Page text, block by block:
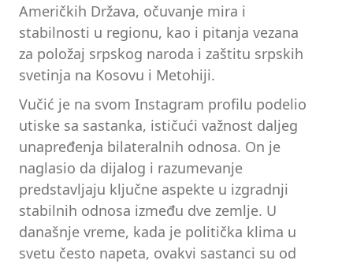
Američkih Država, očuvanje mira i
stabilnosti u regionu, kao i pitanja vezana
za položaj srpskog naroda i zaštitu srpskih
svetinja na Kosovu i Metohiji.
Vučić je na svom Instagram profilu podelio
utiske sa sastanka, ističući važnost daljeg
unapređenja bilateralnih odnosa. On je
naglasio da dijalog i razumevanje
predstavljaju ključne aspekte u izgradnji
stabilnih odnosa između dve zemlje. U
današnje vreme, kada je politička klima u
svetu često napeta, ovakvi sastanci su od